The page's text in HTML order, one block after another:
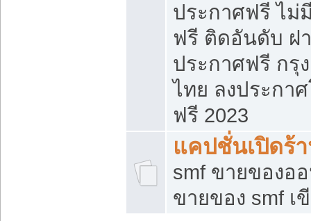
ประกาศฟรี ไม่
ฟรี ติดอันดับ ฝ
ประกาศฟรี กรุ
ไทย ลงประกา
ฟรี 2023
แคปชั่นเปิดร้
smf ขายของอ
ขายของ smf เ